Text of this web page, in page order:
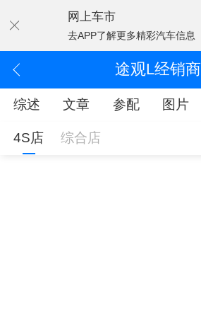
网上车市
去APP了解更多精彩汽车信息
途观L经销商
综述 文章 参配 图片
4S店 综合店